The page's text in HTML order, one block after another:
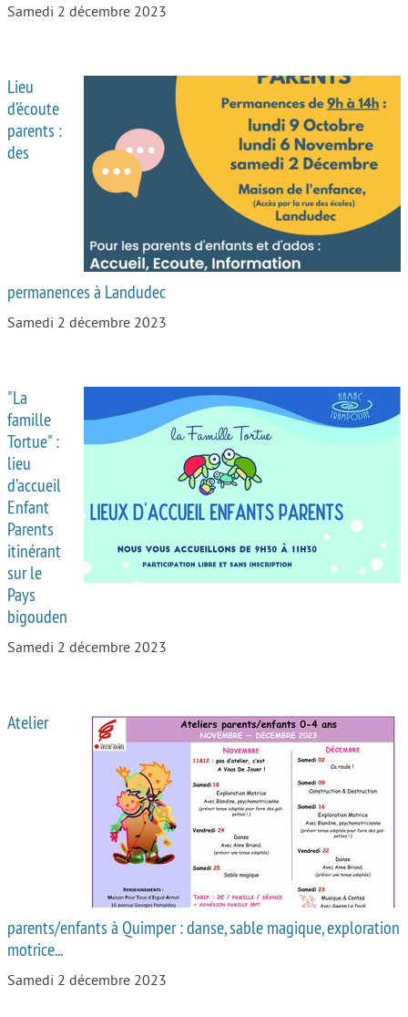
Samedi 2 décembre 2023
Lieu
d’écoute
parents :
des
permanences à Landudec
Samedi 2 décembre 2023
"La
famille
Tortue" :
lieu
d’accueil
Enfant
Parents
itinérant
sur le
Pays
bigouden
Samedi 2 décembre 2023
Atelier
parents/enfants à Quimper : danse, sable magique, exploration
motrice...
Samedi 2 décembre 2023